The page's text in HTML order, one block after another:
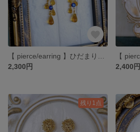
2,300円
2,400円
残り1点